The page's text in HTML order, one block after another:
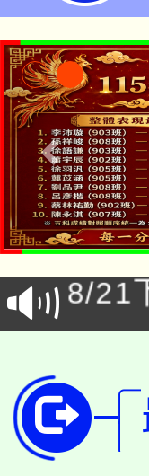
園市立瑞坪
「本
場熱
8/21
徵才
開!
115
桃園